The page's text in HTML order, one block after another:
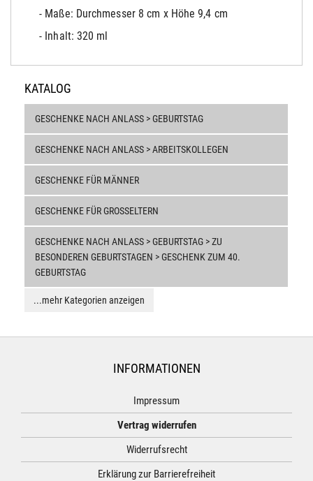
- Maße: Durchmesser 8 cm x Höhe 9,4 cm
- Inhalt: 320 ml
KATALOG
GESCHENKE NACH ANLASS > GEBURTSTAG
GESCHENKE NACH ANLASS > ARBEITSKOLLEGEN
GESCHENKE FÜR MÄNNER
GESCHENKE FÜR GROSSELTERN
GESCHENKE NACH ANLASS > GEBURTSTAG > ZU
BESONDEREN GEBURTSTAGEN > GESCHENK ZUM 40.
GEBURTSTAG
...mehr Kategorien anzeigen
INFORMATIONEN
Impressum
Vertrag widerrufen
Widerrufsrecht
Erklärung zur Barrierefreiheit